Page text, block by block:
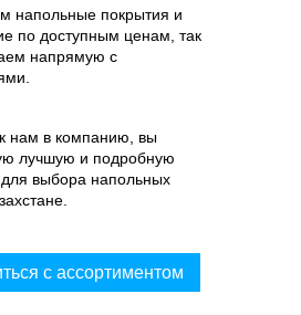
напольные покрытия и
по доступным ценам, так
напрямую с
нам в компанию, вы
лучшую и подробную
для выбора напольных
с ассортиментом